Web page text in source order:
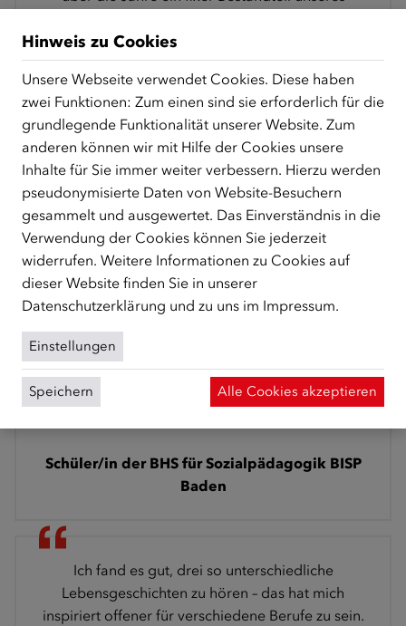
bereichern. Unsere Schüler/innen sehen sich in
den Integrationsbotschafter/innen repräsentiert,
da ihre Geschichten auch die Diversität unserer
Schüler/innen widerspiegeln. Dies fördert nicht
nur die Identifikation, sondern motiviert und
inspiriert die Jugendlichen, ihre eigenen Träume
zu verfolgen. Die unterschiedlichen Lebenswege
der Integrationsbotschafter/innen vermitteln den
Schüler/innen, dass Erfolg unabhängig von
Herkunft oder Umständen möglich ist.
Pädagog/in der PTS Maiselgasse
Ich bin selbst in einem anderen Land geboren und
hab mich total verstanden gefühlt. Ich hab mir
Schüler/in der BHS für Sozialpädagogik BISP
Baden
Ich fand es gut, drei so unterschiedliche
Lebensgeschichten zu hören – das hat mich
inspiriert offener für verschiedene Berufe zu sein.
Hinweis zu Cookies
Unsere Webseite verwendet Cookies. Diese haben
zwei Funktionen: Zum einen sind sie erforderlich für die
grundlegende Funktionalität unserer Website. Zum
anderen können wir mit Hilfe der Cookies unsere
Inhalte für Sie immer weiter verbessern. Hierzu werden
pseudonymisierte Daten von Website-Besuchern
gesammelt und ausgewertet. Das Einverständnis in die
Verwendung der Cookies können Sie jederzeit
widerrufen. Weitere Informationen zu Cookies auf
dieser Website finden Sie in unserer
Datenschutzerklärung und zu uns im Impressum.
Einstellungen
Speichern Alle Cookies akzeptieren